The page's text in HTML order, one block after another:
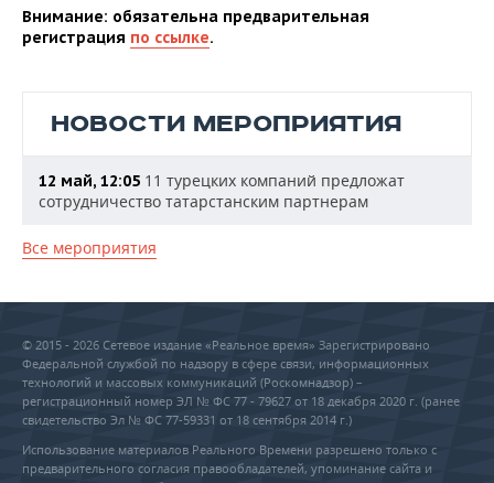
Внимание: обязательна предварительная
регистрация по ссылке.
НОВОСТИ МЕРОПРИЯТИЯ
12 май, 12:05 11 турецких компаний предложат
сотрудничество татарстанским партнерам
Все мероприятия
© 2015 - 2026 Сетевое издание «Реальное время» Зарегистрировано
Федеральной службой по надзору в сфере связи, информационных
технологий и массовых коммуникаций (Роскомнадзор) –
регистрационный номер ЭЛ № ФС 77 - 79627 от 18 декабря 2020 г. (ранее
свидетельство Эл № ФС 77-59331 от 18 сентября 2014 г.)
Использование материалов Реального Времени разрешено только с
предварительного согласия правообладателей, упоминание сайта и